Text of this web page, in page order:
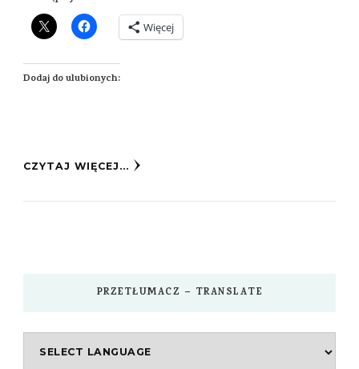
Więcej
Dodaj do ulubionych:
CZYTAJ WIĘCEJ...
PRZETŁUMACZ – TRANSLATE